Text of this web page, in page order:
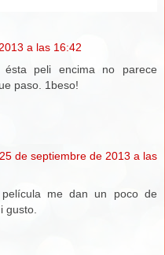
a las 16:42
peli encima no parece
paso. 1beso!
25 de septiembre de 2013 a las
me dan un poco de
gusto.